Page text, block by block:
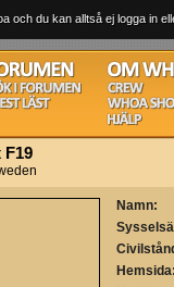
och du kan alltså ej logga in
F19
Namn: